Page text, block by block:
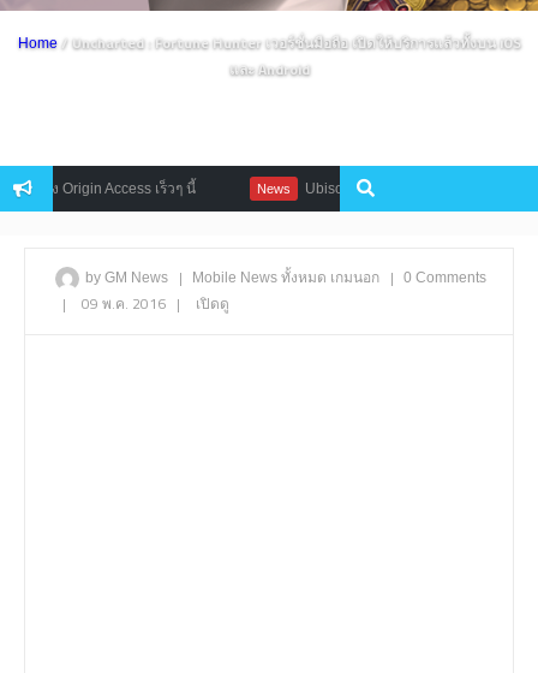
Home/ Uncharted : Fortune Hunter เวอร์ชั่นมือถือ เปิดให้บริการแล้วทั้งบน iOS
และ Android
Access เร็วๆ นี้ News Ubisoft ฉลอง 30 ปี ประกาศแจกฟรี Far Cry 3:
by GM News | Mobile News ทั้งหมด เกมนอก | 0 Comments
| 09 พ.ค. 2016 | เปิดดู